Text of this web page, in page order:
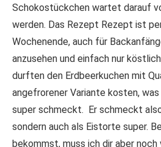
Schokostückchen wartet darauf
werden. Das Rezept Rezept ist
Wochenende, auch für
anzusehen und einfach nur
durften den Erdbeerkuchen mit
angefrorener Variante kosten,
super schmeckt. Er schmeckt
sondern auch als Eistorte super.
bekommst, muss ich dir aber